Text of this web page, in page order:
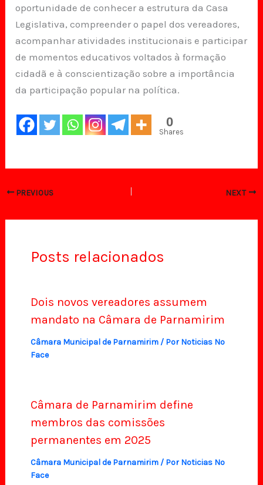
oportunidade de conhecer a estrutura da Casa
Legislativa, compreender o papel dos vereadores,
acompanhar atividades institucionais e participar
de momentos educativos voltados à formação
cidadã e à conscientização sobre a importância
da participação popular na política.
0
Shares
PREVIOUS NEXT
Posts relacionados
Dois novos vereadores assumem
mandato na Câmara de Parnamirim
Câmara Municipal de Parnamirim/ Por Noticias No
Face
Câmara de Parnamirim define
membros das comissões
permanentes em 2025
Câmara Municipal de Parnamirim/ Por Noticias No
Face